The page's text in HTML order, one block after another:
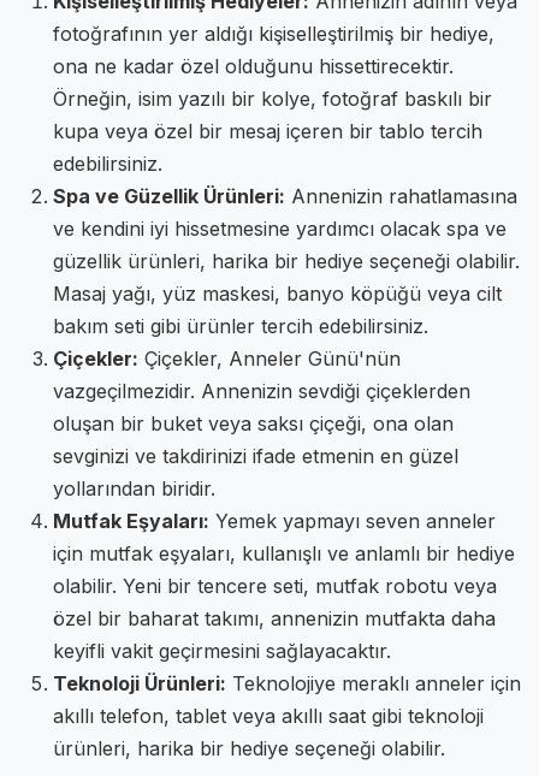
fotoğrafının yer aldığı kişiselleştirilmiş bir hediye,
ona ne kadar özel olduğunu hissettirecektir.
Örneğin, isim yazılı bir kolye, fotoğraf baskılı bir
kupa veya özel bir mesaj içeren bir tablo tercih
edebilirsiniz.
Spa ve Güzellik Ürünleri: Annenizin rahatlamasına
ve kendini iyi hissetmesine yardımcı olacak spa ve
güzellik ürünleri, harika bir hediye seçeneği olabilir.
Masaj yağı, yüz maskesi, banyo köpüğü veya cilt
bakım seti gibi ürünler tercih edebilirsiniz.
Çiçekler: Çiçekler, Anneler Günü'nün
vazgeçilmezidir. Annenizin sevdiği çiçeklerden
oluşan bir buket veya saksı çiçeği, ona olan
sevginizi ve takdirinizi ifade etmenin en güzel
yollarından biridir.
Mutfak Eşyaları: Yemek yapmayı seven anneler
için mutfak eşyaları, kullanışlı ve anlamlı bir hediye
olabilir. Yeni bir tencere seti, mutfak robotu veya
özel bir baharat takımı, annenizin mutfakta daha
keyifli vakit geçirmesini sağlayacaktır.
Teknoloji Ürünleri: Teknolojiye meraklı anneler için
akıllı telefon, tablet veya akıllı saat gibi teknoloji
ürünleri, harika bir hediye seçeneği olabilir.